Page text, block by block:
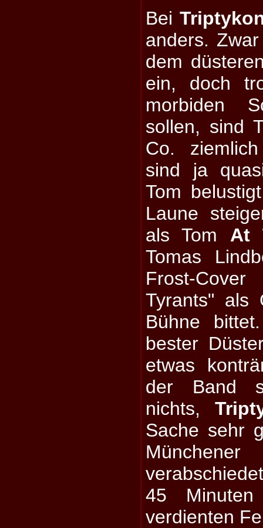
Bei
anders.
dem
ein, doch
morbiden
sollen, sind
Co.
sind ja
Tom
Laune
als Tom At
Tomas
Frost-
Tyrants" als
Bühne
bester
etwas
der Band
nichts,
Sache sehr
45
verdienten